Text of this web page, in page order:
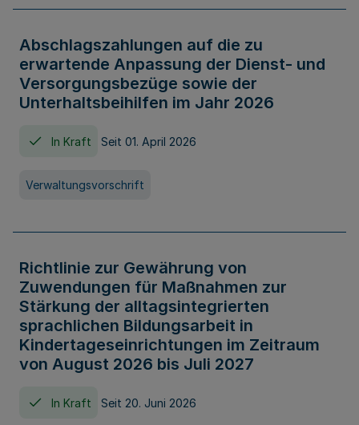
Abschlagszahlungen auf die zu
erwartende Anpassung der Dienst- und
Versorgungsbezüge sowie der
Unterhaltsbeihilfen im Jahr 2026
In Kraft Seit 01. April 2026
Verwaltungsvorschrift
Richtlinie zur Gewährung von
Zuwendungen für Maßnahmen zur
Stärkung der alltagsintegrierten
sprachlichen Bildungsarbeit in
Kindertageseinrichtungen im Zeitraum
von August 2026 bis Juli 2027
In Kraft Seit 20. Juni 2026